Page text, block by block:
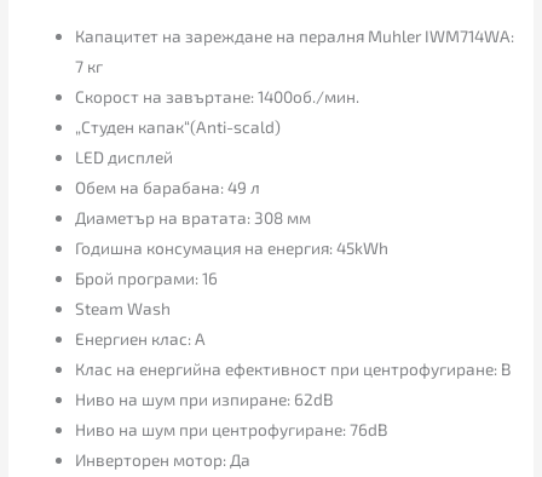
Капацитет на зареждане на пералня Muhler IWM714WA:
7 кг
Скорост на завъртане: 1400об./мин.
„Студен капак“(Anti-scald)
LED дисплей
Обем на барабана: 49 л
Диаметър на вратата: 308 мм
Годишна консумация на енергия: 45kWh
Брой програми: 16
Steam Wash
Енергиен клас: A
Клас на енергийна ефективност при центрофугиране: B
Ниво на шум при изпиране: 62dB
Ниво на шум при центрофугиране: 76dB
Инверторен мотор: Да